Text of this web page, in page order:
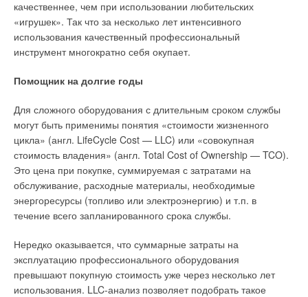
качественнее, чем при использовании любительских
«игрушек». Так что за несколько лет интенсивного
использования качественный профессиональный
инструмент многократно себя окупает.
Помощник на долгие годы
Для сложного оборудования с длительным сроком службы
могут быть применимы понятия «стоимости жизненного
цикла» (англ. LifeCycle Cost — LLC) или «совокупная
стоимость владения» (англ. Total Cost of Ownership — TCO).
Это цена при покупке, суммируемая с затратами на
обслуживание, расходные материалы, необходимые
энергоресурсы (топливо или электроэнергию) и т.п. в
течение всего запланированного срока службы.
Нередко оказывается, что суммарные затраты на
эксплуатацию профессионального оборудования
превышают покупную стоимость уже через несколько лет
использования. LLC-анализ позволяет подобрать такое